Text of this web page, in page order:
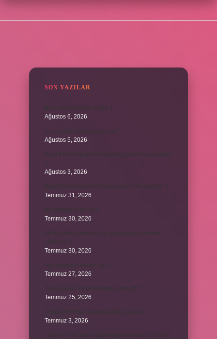
SON YAZILAR
Burs hangi tarihte kesilir ?
Ağustos 6, 2026
Avcı böreği fırında pişer mi ?
Ağustos 5, 2026
6 aylık bir bebeğe balkabağı çorbası nasıl yapılır
?
Ağustos 3, 2026
Sen Ağlama İstanbul’daki şarkıyı kim söylüyor ?
Temmuz 31, 2026
Itır yaprağı yenir mi ?
Temmuz 30, 2026
40 bin İhlâs okurken her defasında besmele
Temmuz 30, 2026
Temmuz 27, 2026
Temmuz 25, 2026
Temmuz 3, 2026
Titanyum mu daha sağlam paslanmaz çelik mi ?